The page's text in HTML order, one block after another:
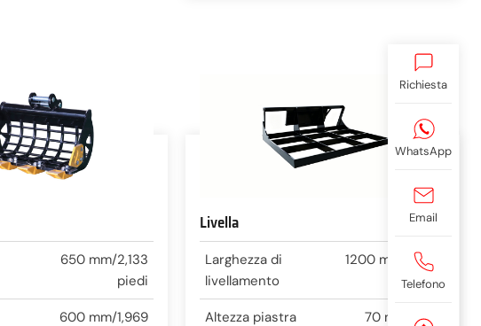
650 mm/2,133
piedi
600 mm/1,969
Livella
Larghezza di
livellamento
1200 mm/3.937
piedi
Altezza piastra
70 mm/0,23
Richiesta
WhatsApp
Email
Telefono